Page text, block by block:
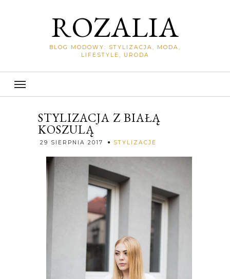
ROZALIA
BLOG MODOWY: STYLIZACJA, MODA,
LIFESTYLE, URODA
STYLIZACJA Z BIAŁĄ
KOSZULĄ
29 SIERPNIA 2017 STYLIZACJE